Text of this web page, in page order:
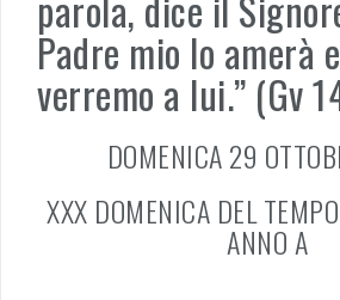
Padre mio lo amerà
verremo a lui.” (Gv
DOMENICA 29
XXX DOMENICA DEL
ANNO A